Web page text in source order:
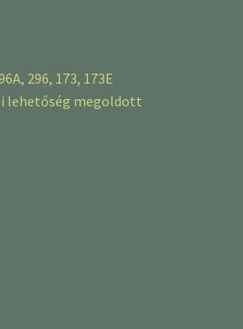
296, 173, 173E
lehetőség megoldott